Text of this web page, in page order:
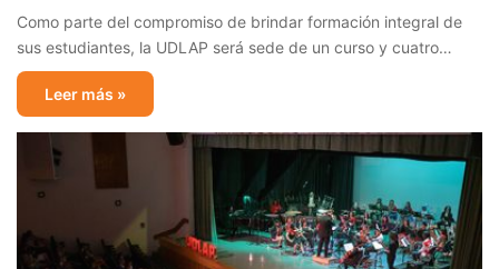
Como parte del compromiso de brindar formación integral de
sus estudiantes, la UDLAP será sede de un curso y cuatro…
Leer más »